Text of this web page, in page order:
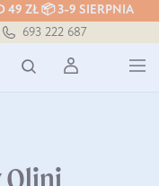
49 ZŁ 📦 3-9 SIERPNIA
693 222 687
Olini